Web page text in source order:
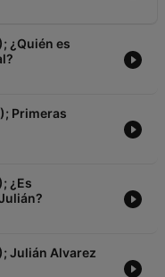
¿Quién es
Primeras
¿Es
Julián Alvarez